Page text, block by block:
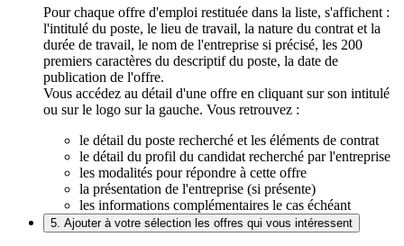
Pour chaque offre d'emploi restituée dans la liste, s'affichent :
l'intitulé du poste, le lieu de travail, la nature du contrat et la
durée de travail, le nom de l'entreprise si précisé, les 200
premiers caractères du descriptif du poste, la date de
publication de l'offre.
Vous accédez au détail d'une offre en cliquant sur son intitulé
ou sur le logo sur la gauche. Vous retrouvez :
le détail du poste recherché et les éléments de contrat
le détail du profil du candidat recherché par l'entreprise
les modalités pour répondre à cette offre
la présentation de l'entreprise (si présente)
les informations complémentaires le cas échéant
5. Ajouter à votre sélection les offres qui vous intéressent